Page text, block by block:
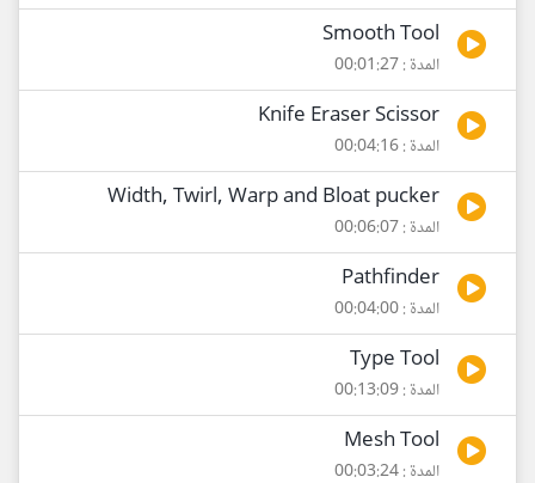
Smooth Tool
المدة : 00:01:27
Knife Eraser Scissor
المدة : 00:04:16
Width, Twirl, Warp and Bloat pucker
المدة : 00:06:07
Pathfinder
المدة : 00:04:00
Type Tool
المدة : 00:13:09
Mesh Tool
المدة : 00:03:24